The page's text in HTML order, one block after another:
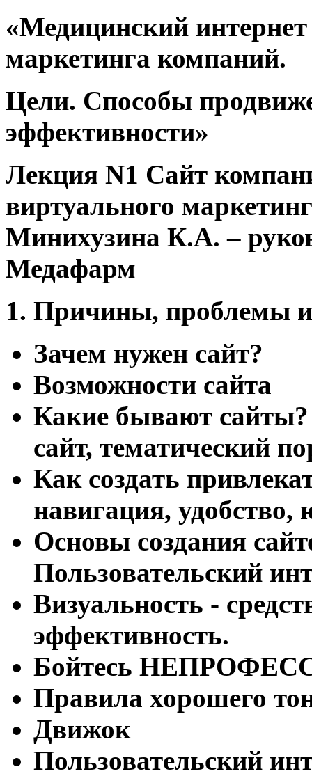
«Медицинский
маркетинга компаний.
Цели. Способы
эффективности»
Лекция N1 Сайт
виртуального
Минихузина К.А. –
Медафарм
1. Причины, проблемы и
Зачем нужен сайт?
Возможности сайта
Какие бывают сайты?
сайт, тематический
Как создать
навигация, удобство,
Основы создания
Пользовательский
Визуальность -
эффективность.
Бойтесь
Правила хорошего
Движок
Пользовательский